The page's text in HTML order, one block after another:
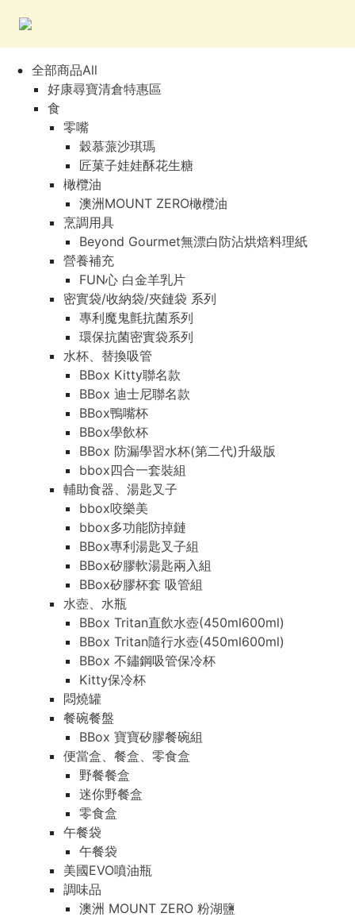
全部商品All
好康尋寶清倉特惠區
食
零嘴
穀慕蒎沙琪瑪
匠菓子娃娃酥花生糖
橄欖油
澳洲MOUNT ZERO橄欖油
烹調用具
Beyond Gourmet無漂白防沾烘焙料理紙
營養補充
FUN心 白金羊乳片
密實袋/收納袋/夾鏈袋 系列
專利魔鬼氈抗菌系列
環保抗菌密實袋系列
水杯、替換吸管
BBox Kitty聯名款
BBox 迪士尼聯名款
BBox鴨嘴杯
BBox學飲杯
BBox 防漏學習水杯(第二代)升級版
bbox四合一套裝組
輔助食器、湯匙叉子
bbox咬樂美
bbox多功能防掉鏈
BBox專利湯匙叉子組
BBox矽膠軟湯匙兩入組
BBox矽膠杯套 吸管組
水壺、水瓶
BBox Tritan直飲水壺(450ml600ml)
BBox Tritan隨行水壺(450ml600ml)
BBox 不鏽鋼吸管保冷杯
Kitty保冷杯
悶燒罐
餐碗餐盤
BBox 寶寶矽膠餐碗組
便當盒、餐盒、零食盒
野餐餐盒
迷你野餐盒
零食盒
午餐袋
午餐袋
美國EVO噴油瓶
調味品
澳洲 MOUNT ZERO 粉湖鹽